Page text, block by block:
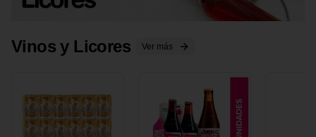
Vinos y Licores Ver más